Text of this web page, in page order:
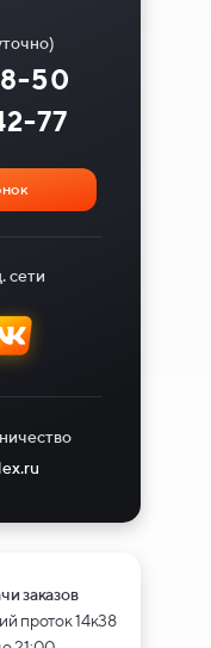
77
50
сети
заказов
проток 14к38